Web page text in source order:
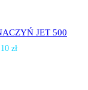
JET 500
zł